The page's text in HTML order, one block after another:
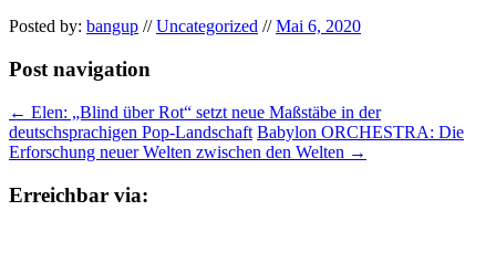
Posted by: bangup // Uncategorized // Mai 6, 2020
Post navigation
← Elen: „Blind über Rot“ setzt neue Maßstäbe in der
deutschsprachigen Pop-Landschaft Babylon ORCHESTRA: Die
Erforschung neuer Welten zwischen den Welten →
Erreichbar via: